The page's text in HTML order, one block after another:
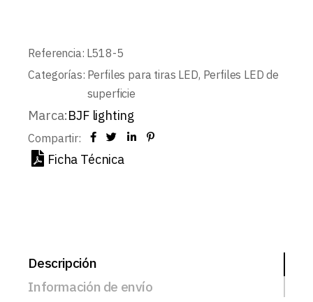
Referencia: L518-5
Categorías: Perfiles para tiras LED, Perfiles LED de
superficie
Marca:BJF lighting
Compartir:
Ficha Técnica
Descripción
Información de envío